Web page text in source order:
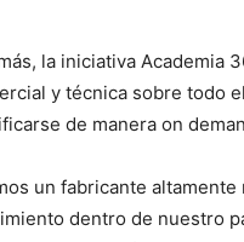
la iniciativa Academia
y técnica sobre todo
de manera on
un fabricante
dentro de nuestro